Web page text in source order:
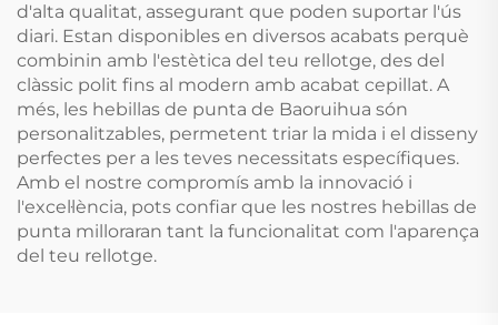
d'alta qualitat, assegurant que poden suportar l'ús
diari. Estan disponibles en diversos acabats perquè
combinin amb l'estètica del teu rellotge, des del
clàssic polit fins al modern amb acabat cepillat. A
més, les hebillas de punta de Baoruihua són
personalitzables, permetent triar la mida i el disseny
perfectes per a les teves necessitats específiques.
Amb el nostre compromís amb la innovació i
l'excel·lència, pots confiar que les nostres hebillas de
punta milloraran tant la funcionalitat com l'aparença
del teu rellotge.